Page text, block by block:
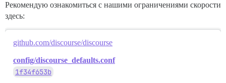
Рекомендую ознакомиться с нашими ограничениями скорости
здесь:
github.com/discourse/discourse
config/discourse_defaults.conf
1f34f653b